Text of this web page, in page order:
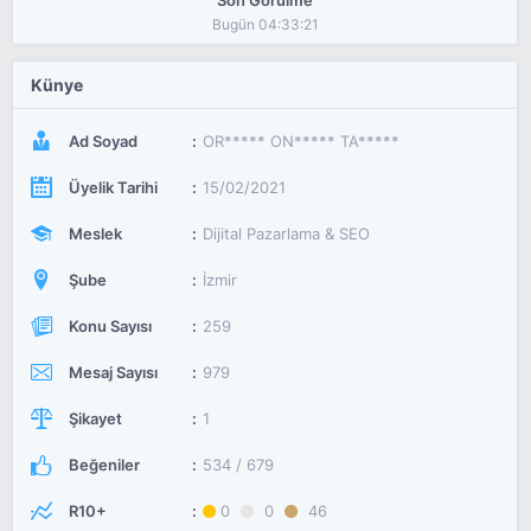
Bugün 04:33:21
Künye
Ad Soyad OR***** ON***** TA*****
Üyelik Tarihi 15/02/2021
Meslek Dijital Pazarlama & SEO
Şube İzmir
Konu Sayısı 259
Mesaj Sayısı 979
Şikayet 1
Beğeniler 534 / 679
R10+ 0 0 46